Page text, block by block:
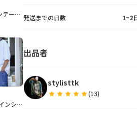
90s ヴィンテージ 特注 OEM激レア ハーフパンツ 総柄 美品
古着 デザインシャツ ニットシャツ 半袖シャツ ホワイト 白 シャツ
発送までの日数 1~2
出品者
stylisttk
star star star star star(13)